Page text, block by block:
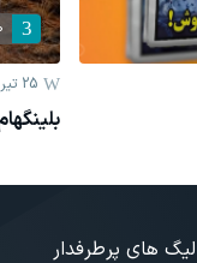
25 تیر
لیگ های پرطرفدار